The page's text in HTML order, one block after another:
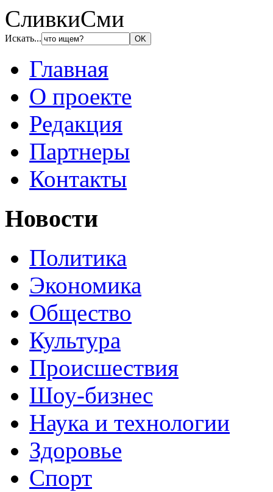
СливкиСми
Искать...
Главная
О проекте
Редакция
Партнеры
Контакты
Новости
Политика
Экономика
Общество
Культура
Происшествия
Шоу-бизнес
Наука и технологии
Здоровье
Спорт